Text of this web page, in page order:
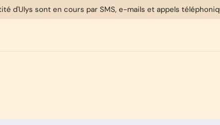
d'Ulys sont en cours par SMS, e-mails et appels